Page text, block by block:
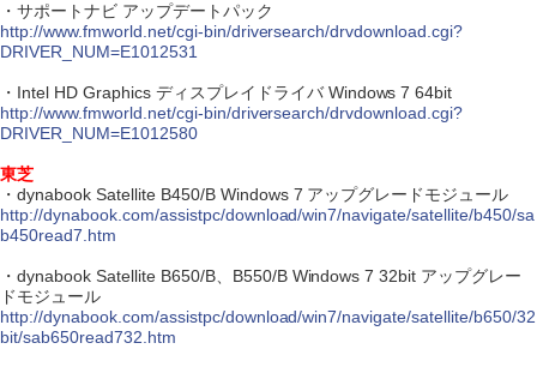
・サポートナビ アップデートパック
http://www.fmworld.net/cgi-bin/driversearch/drvdownload.cgi?
DRIVER_NUM=E1012531
・Intel HD Graphics ディスプレイドライバ Windows 7 64bit
http://www.fmworld.net/cgi-bin/driversearch/drvdownload.cgi?
DRIVER_NUM=E1012580
東芝
・dynabook Satellite B450/B Windows 7 アップグレードモジュール
http://dynabook.com/assistpc/download/win7/navigate/satellite/b450/sa
b450read7.htm
・dynabook Satellite B650/B、B550/B Windows 7 32bit アップグレー
ドモジュール
http://dynabook.com/assistpc/download/win7/navigate/satellite/b650/32
bit/sab650read732.htm